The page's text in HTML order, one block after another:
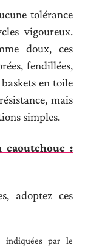
tolérance
vigoureux.
doux, ces
fendillées,
en toile
mais
simples.
caoutchouc :
adoptez ces
indiquées par le